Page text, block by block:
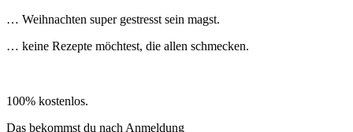
… Weihnachten super gestresst sein magst.
… keine Rezepte möchtest, die allen schmecken.
100% kostenlos.
Das bekommst du nach Anmeldung